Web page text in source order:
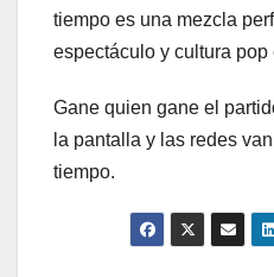
tiempo es una mezcla
espectáculo y cultura
Gane quien gane el
la pantalla y las redes
tiempo.